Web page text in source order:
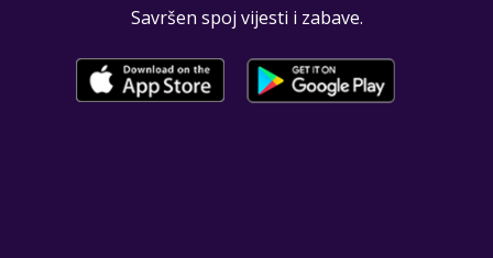
Savršen spoj vijesti i zabave.